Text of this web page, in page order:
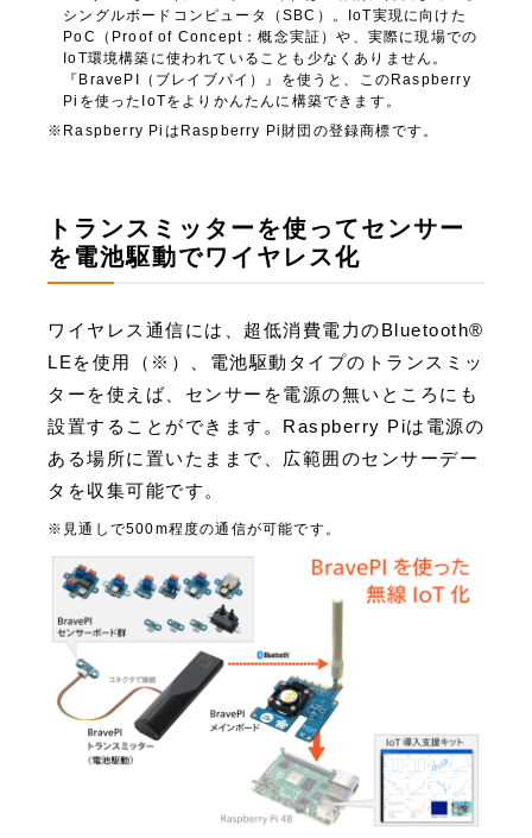
シングルボードコンピュータ（SBC）。IoT実現に向けた
PoC（Proof of Concept：概念実証）や、実際に現場での
IoT環境構築に使われていることも少なくありません。
『BravePI（ブレイブパイ）』を使うと、このRaspberry
Piを使ったIoTをよりかんたんに構築できます。
Raspberry PiはRaspberry Pi財団の登録商標です。
トランスミッターを使ってセンサー
を電池駆動でワイヤレス化
ワイヤレス通信には、超低消費電力のBluetooth®
LEを使用（※）、電池駆動タイプのトランスミッ
ターを使えば、センサーを電源の無いところにも
設置することができます。Raspberry Piは電源の
ある場所に置いたままで、広範囲のセンサーデー
タを収集可能です。
見通しで500m程度の通信が可能です。
お買い物を続ける